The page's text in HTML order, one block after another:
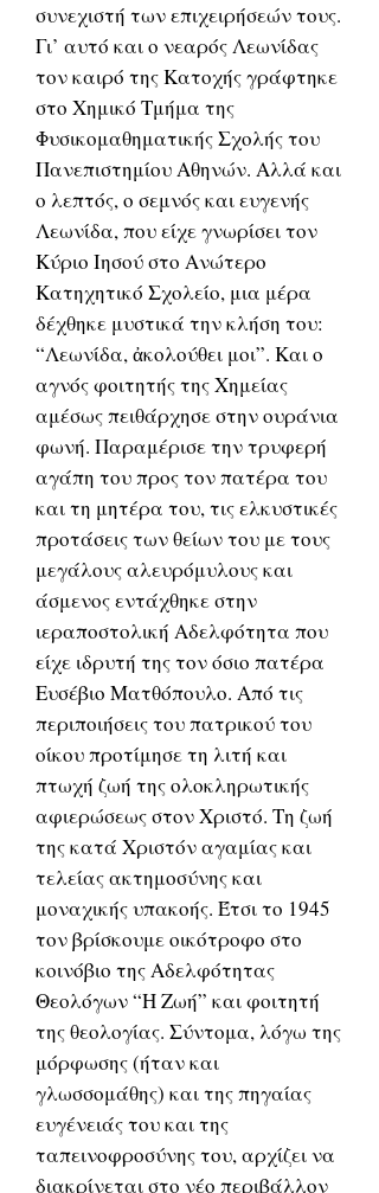
συνεχιστή των επιχειρήσεών τους.
Γι’ αυτό και ο νεαρός Λεωνίδας
τον καιρό της Κατοχής γράφτηκε
στο Χημικό Τμήμα της
Φυσικομαθηματικής Σχολής του
Πανεπιστημίου Αθηνών. Αλλά και
ο λεπτός, ο σεμνός και ευγενής
Λεωνίδα, που είχε γνωρίσει τον
Κύριο Ιησού στο Ανώτερο
Κατηχητικό Σχολείο, μια μέρα
δέχθηκε μυστικά την κλήση του:
“Λεωνίδα, ἀκολούθει μοι”. Και ο
αγνός φοιτητής της Χημείας
αμέσως πειθάρχησε στην ουράνια
φωνή. Παραμέρισε την τρυφερή
αγάπη του προς τον πατέρα του
και τη μητέρα του, τις ελκυστικές
προτάσεις των θείων του με τους
μεγάλους αλευρόμυλους και
άσμενος εντάχθηκε στην
ιεραποστολική Αδελφότητα που
είχε ιδρυτή της τον όσιο πατέρα
Ευσέβιο Ματθόπουλο. Από τις
περιποιήσεις του πατρικού του
οίκου προτίμησε τη λιτή και
πτωχή ζωή της ολοκληρωτικής
αφιερώσεως στον Χριστό. Τη ζωή
της κατά Χριστόν αγαμίας και
τελείας ακτημοσύνης και
μοναχικής υπακοής. Έτσι το 1945
τον βρίσκουμε οικότροφο στο
κοινόβιο της Αδελφότητας
Θεολόγων “Η Ζωή” και φοιτητή
της θεολογίας. Σύντομα, λόγω της
μόρφωσης (ήταν και
γλωσσομάθης) και της πηγαίας
ευγένειάς του και της
ταπεινοφροσύνης του, αρχίζει να
διακρίνεται στο νέο περιβάλλον